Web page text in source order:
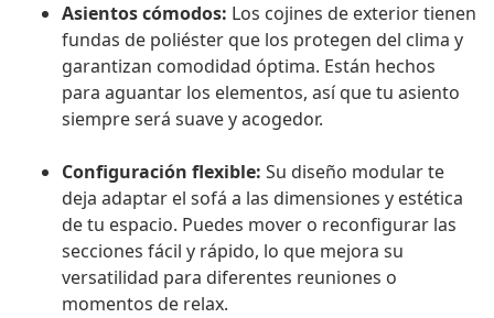
Asientos cómodos: Los cojines de exterior tienen
fundas de poliéster que los protegen del clima y
garantizan comodidad óptima. Están hechos
para aguantar los elementos, así que tu asiento
siempre será suave y acogedor.
Configuración flexible: Su diseño modular te
deja adaptar el sofá a las dimensiones y estética
de tu espacio. Puedes mover o reconfigurar las
secciones fácil y rápido, lo que mejora su
versatilidad para diferentes reuniones o
momentos de relax.